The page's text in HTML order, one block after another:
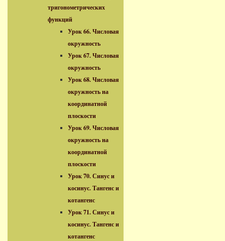
тригонометрических
функций
Урок 66. Числовая
окружность
Урок 67. Числовая
окружность
Урок 68. Числовая
окружность на
координатной
плоскости
Урок 69. Числовая
окружность на
координатной
плоскости
Урок 70. Синус и
косинус. Тангенс и
котангенс
Урок 71. Синус и
косинус. Тангенс и
котангенс